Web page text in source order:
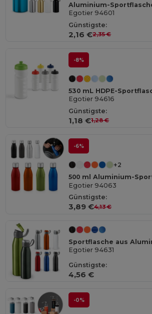
Egotier 94601
Günstigste:
2,16 €2,35 €
-8%
530 mL HDPE-
Egotier 94616
Günstigste:
1,18 €1,28 €
-6%
+2
500 ml Aluminium-
Egotier 94063
Günstigste:
3,89 €4,13 €
Sportflasche aus
Egotier 94631
Günstigste:
4,56 €
-0%